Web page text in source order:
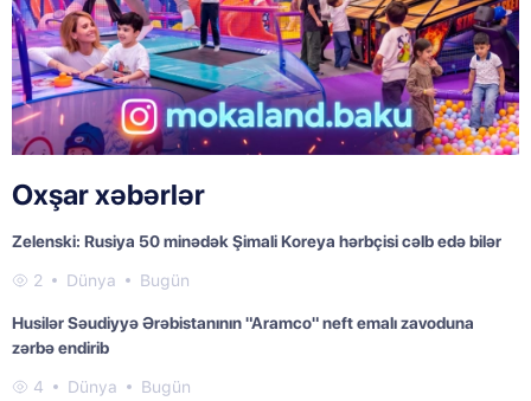
Oxşar xəbərlər
Zelenski: Rusiya 50 minədək Şimali Koreya hərbçisi cəlb edə bilər
2 Dünya Bugün
Husilər Səudiyyə Ərəbistanının "Aramco" neft emalı zavoduna
zərbə endirib
4 Dünya Bugün